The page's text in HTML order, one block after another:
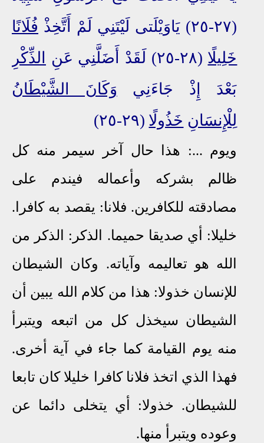
(٢٧-٢٥) يَاوَيْلَتى لَيْتَنِي لَمْ أَتَّخِذْ
فُلَانًا
خَلِيلًا (٢٨-٢٥) لَقَدْ أَضَلَّنِي عَنِ
الذِّكْرِ
بَعْدَ إِذْ جَاءَنِي وَكَانَ الشَّيْطَانُ
لِلْإِنسَانِ خَذُولًا (٢٩-٢٥)
ويوم ...: هذا حال آخر سيمر منه كل
ظالم بشركه وأعماله فيندم على
مصادقته للكافرين. فلانا: يقصد به كافرا.
خليلا: أي صديقا حميما. الذكر: الذكر من
الله هو تعاليمه وآياته. وكان الشيطان
للإنسان خذولا: هذا من كلام الله يبين أن
الشيطان سيخذل كل من اتبعه ويتبرأ
منه يوم القيامة كما جاء في آية أخرى.
فهذا الذي اتخذ فلانا كافرا خليلا كان تابعا
للشيطان. خذولا: أي يتخلى دائما عن
وعوده ويتبرأ منها.